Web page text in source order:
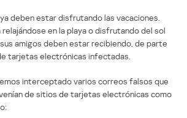
deben estar disfrutando las vacaciones.
en la playa o disfrutando del sol
amigos deben estar recibiendo, de parte
tarjetas electrónicas infectadas.
interceptado varios correos falsos que
de sitios de tarjetas electrónicas como